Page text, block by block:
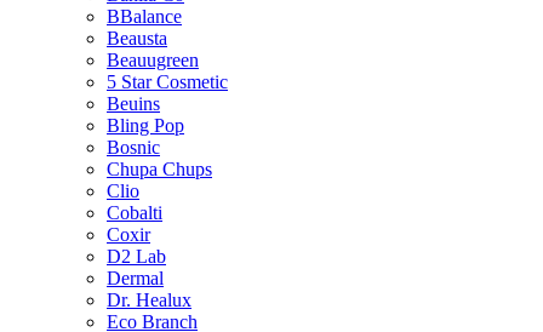
BBalance
Beausta
Beauugreen
5 Star Cosmetic
Beuins
Bling Pop
Bosnic
Chupa Chups
Clio
Cobalti
Coxir
D2 Lab
Dermal
Dr. Healux
Eco Branch